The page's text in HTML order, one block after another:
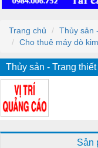
Trang chủ
Thủy sản
Cho thuê máy dò
Thủy sản - Trang thiết
Sản